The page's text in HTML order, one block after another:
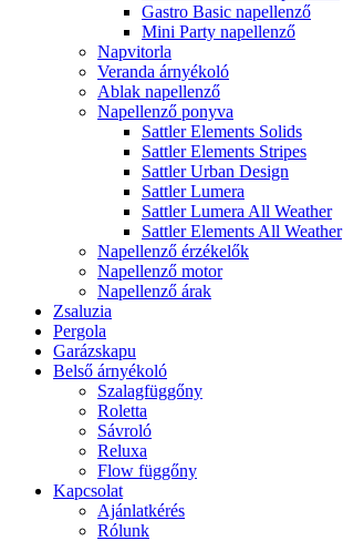
Gastro Basic napellenző
Mini Party napellenző
Napvitorla
Veranda árnyékoló
Ablak napellenző
Napellenző ponyva
Sattler Elements Solids
Sattler Elements Stripes
Sattler Urban Design
Sattler Lumera
Sattler Lumera All Weather
Sattler Elements All Weather
Napellenző érzékelők
Napellenző motor
Napellenző árak
Zsaluzia
Pergola
Garázskapu
Belső árnyékoló
Szalagfüggőny
Roletta
Sávroló
Reluxa
Flow függőny
Kapcsolat
Ajánlatkérés
Rólunk